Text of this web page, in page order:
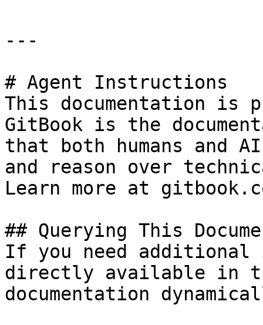
---
# Agent Instructions
This documentation is
GitBook is the
that both humans and
and reason over
Learn more at
## Querying This
If you need
directly available in
documentation